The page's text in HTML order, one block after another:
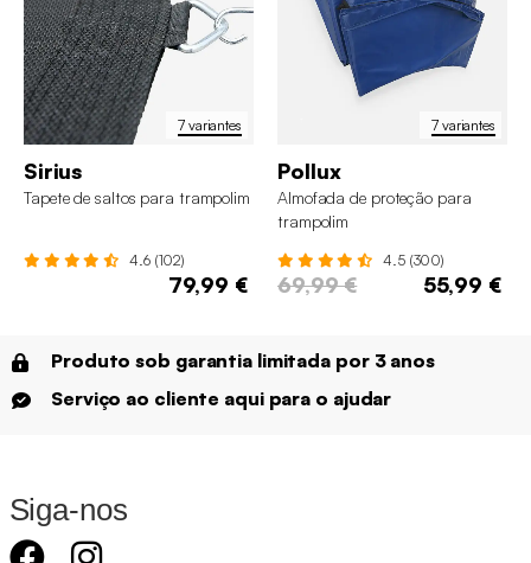
7 variantes
Sirius
Tapete de saltos para trampolim
4.6 (102)
79,99 €
7 variantes
Pollux
Almofada de proteção para
trampolim
4.5 (300)
69,99 € 55,99 €
Produto sob garantia limitada por 3 anos
Serviço ao cliente aqui para o ajudar
Siga-nos